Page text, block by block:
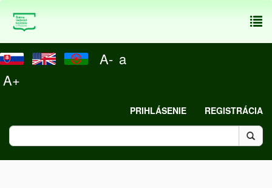
A- a
A+
PRIHLÁSENIE REGISTRÁCIA